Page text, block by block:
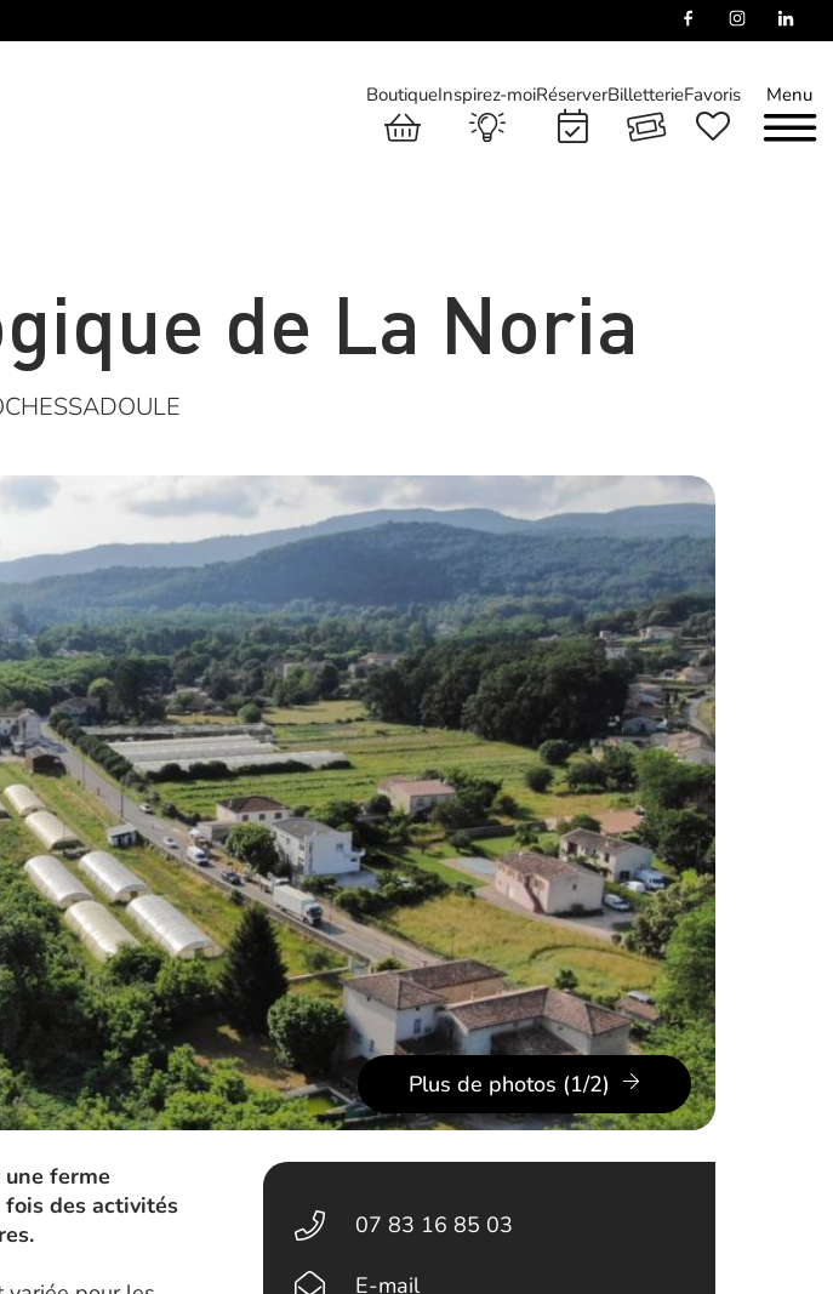
Menu
BoutiqueInspirez-moiRéserverBilletterieFavoris
de La Noria
Plus de photos (1/2)
ferme
fois des activités
07 83 16 85 03
E-mail